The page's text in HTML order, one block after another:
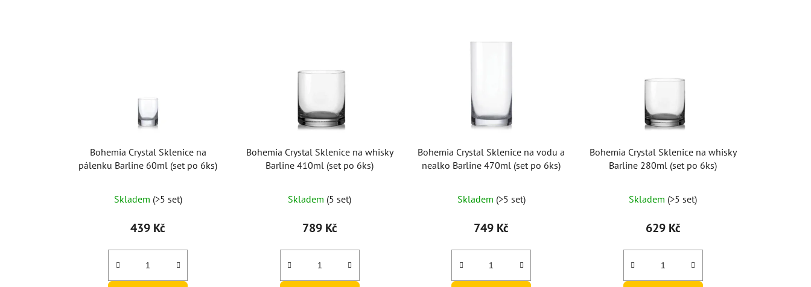
Bohemia Crystal Sklenice na
pálenku Barline 60ml (set po 6ks)
Skladem (>5 set)
439 Kč
Bohemia Crystal Sklenice na whisky
Barline 410ml (set po 6ks)
hodnocení
produktu
5,0
z
Skladem (5 set)
789 Kč
Bohemia Crystal Sklenice na vodu a
nealko Barline 470ml (set po 6ks)
Skladem (>5 set)
749 Kč
Bohemia Crystal Sklenice na whisky
Barline 280ml (set po 6ks)
Skladem (>5 set)
629 Kč